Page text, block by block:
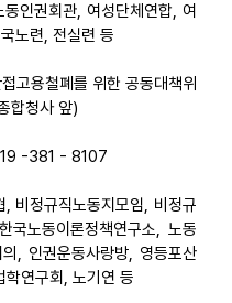
인권회관, 여성단체연합, 여
노련, 전실련 등
고용철폐를 위한 공동대책위
합청사 앞)
-381 - 8107
비정규직노동지모임, 비정규
국노동이론정책연구소, 노동
, 인권운동사랑방, 영등포산
학연구회, 노기연 등